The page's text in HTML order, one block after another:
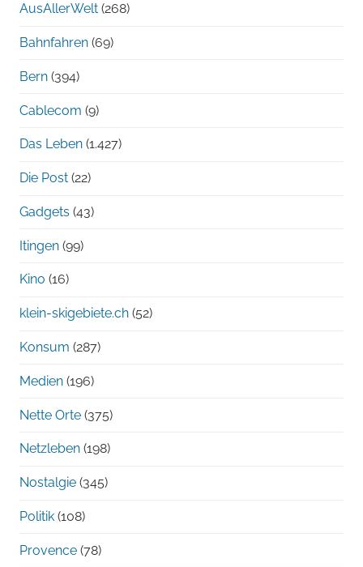
AusAllerWelt (268)
Bahnfahren (69)
Bern (394)
Cablecom (9)
Das Leben (1.427)
Die Post (22)
Gadgets (43)
Itingen (99)
Kino (16)
klein-skigebiete.ch (52)
Konsum (287)
Medien (196)
Nette Orte (375)
Netzleben (198)
Nostalgie (345)
Politik (108)
Provence (78)